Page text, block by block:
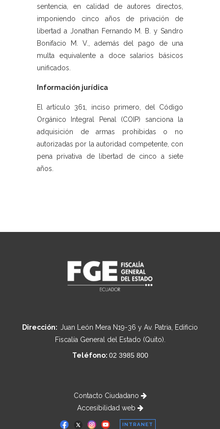
sentencia, en calidad de autores directos,
imponiendo cinco años de privación de
libertad a Jonathan Fernando M. B. y Sandro
Bonifacio M. V., además del pago de una
multa equivalente a doce salarios básicos
unificados.
Información jurídica
El artículo 361, inciso primero, del Código
Orgánico Integral Penal (COIP) sanciona la
adquisición de armas prohibidas o no
autorizadas por la autoridad competente, con
pena privativa de libertad de cinco a siete
años.
Dirección: Juan León Mera N19-36 y Av. Patria, Edificio
Fiscalía General del Estado (Quito).
Teléfono: 02 3985 800
Contacto Ciudadano
Accesibilidad web
INTRANET